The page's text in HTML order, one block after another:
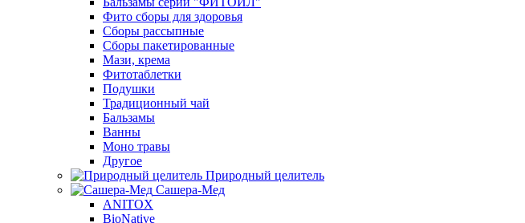
Фито сборы для здоровья
Сборы рассыпные
Сборы пакетированные
Мази, крема
Фитотаблетки
Подушки
Традиционный чай
Бальзамы
Ванны
Моно травы
Другое
Природный целитель
Сашера-Мед
ANITOX
BioNative